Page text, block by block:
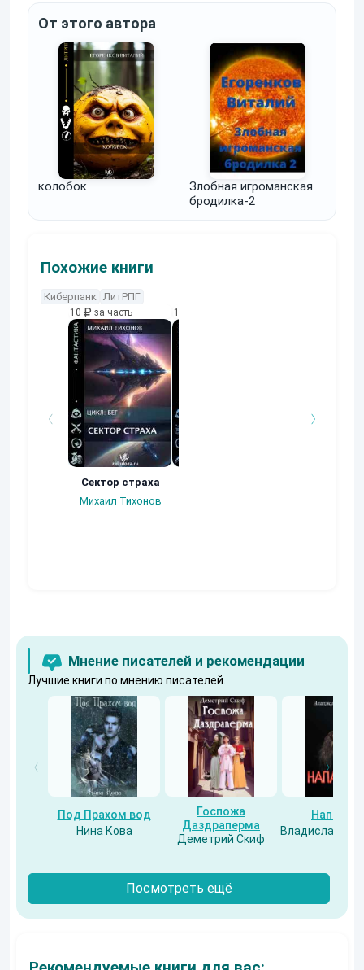
От этого автора
колобок
Злобная игроманская
бродилка-2
Похожие книги
Киберпанк ЛитРПГ
10 за часть
Сектор страха
Михаил Тихонов
10
Мнение писателей и рекомендации
Лучшие книги по мнению писателей.
Под Прахом вод
Нина Кова
Госпожа
Даздраперма
Деметрий Скиф
Напарник
Владислав
Посмотреть ещё